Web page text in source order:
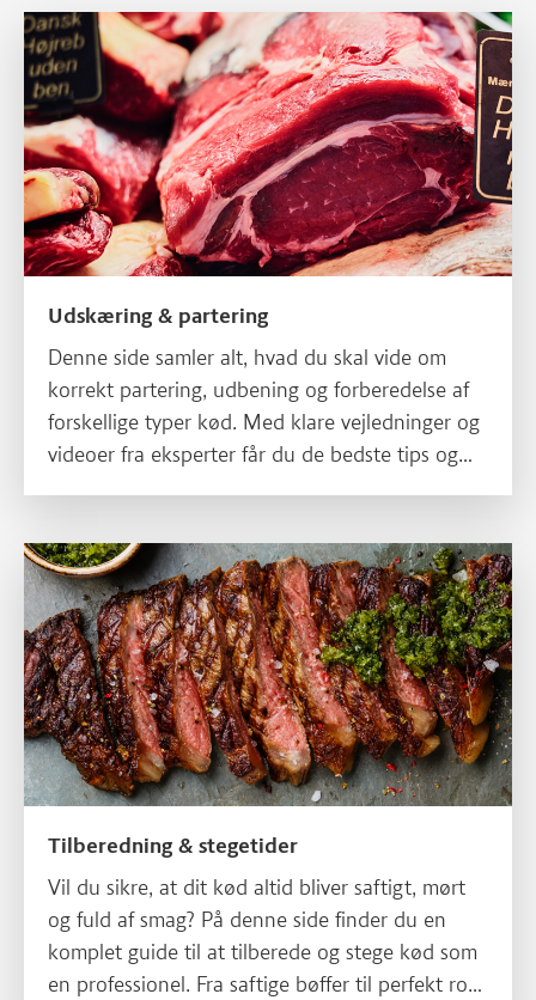
Læs mere om Udskæring & partering
Udskæring & partering
Denne side samler alt, hvad du skal vide om
korrekt partering, udbening og forberedelse af
forskellige typer kød. Med klare vejledninger og
videoer fra eksperter får du de bedste tips og
Læs mere om Tilberedning & stegetider
Tilberedning & stegetider
Vil du sikre, at dit kød altid bliver saftigt, mørt
og fuld af smag? På denne side finder du en
komplet guide til at tilberede og stege kød som
en professionel. Fra saftige bøffer til perfekt rosa